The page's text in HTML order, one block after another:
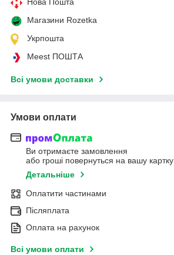
Магазини Rozetka
Укрпошта
Meest ПОШТА
Всі умови доставки
Умови оплати
Ви отримаєте замовлення
або гроші повернуться на вашу картку
Детальніше
Оплатити частинами
Післяплата
Оплата на рахунок
Всі умови оплати